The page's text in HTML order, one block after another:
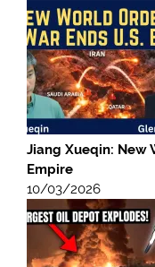
Jiang Xueqin: New
Empire
10/03/2026